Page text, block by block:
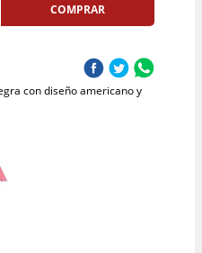
COMPRAR
con diseño americano y